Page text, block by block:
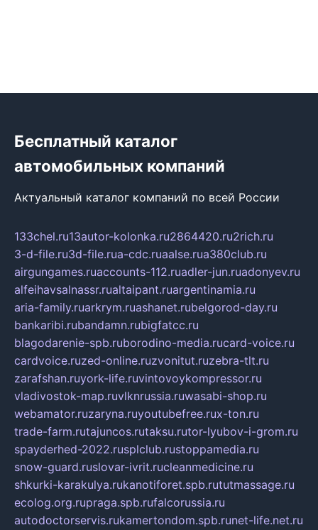
Бесплатный каталог
автомобильных компаний
Актуальный каталог компаний по всей России
133chel.ru13autor-kolonka.ru2864420.ru2rich.ru
3-d-file.ru3d-file.rua-cdc.ruaalse.rua380club.ru
airgungames.ruaccounts-112.ruadler-jun.ruadonyev.ru
alfeihavsalnassr.rualtaipant.ruargentinamia.ru
aria-family.ruarkrym.ruashanet.rubelgorod-day.ru
bankaribi.rubandamn.rubigfatcc.ru
blagodarenie-spb.ruborodino-media.rucard-voice.ru
cardvoice.ruzed-online.ruzvonitut.ruzebra-tlt.ru
zarafshan.ruyork-life.ruvintovoykompressor.ru
vladivostok-map.ruvlknrussia.ruwasabi-shop.ru
webamator.ruzaryna.ruyoutubefree.rux-ton.ru
trade-farm.rutajuncos.rutaksu.rutor-lyubov-i-grom.ru
spayderhed-2022.rusplclub.rustoppamedia.ru
snow-guard.ruslovar-ivrit.rucleanmedicine.ru
shkurki-karakulya.rukanotiforet.spb.rututmassage.ru
ecolog.org.rupraga.spb.rufalcorussia.ru
autodoctorservis.rukamertondom.spb.runet-life.net.ru